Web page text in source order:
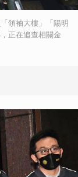
領袖大樓」「陽明
正在追查相關金